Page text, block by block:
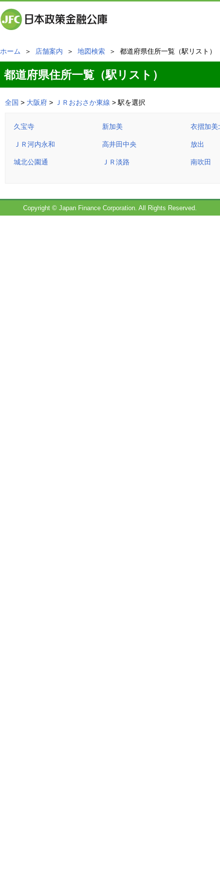
ホーム ＞ 店舗案内 ＞ 地図検索 ＞ 都道府県住所一覧（駅リスト）
都道府県住所一覧（駅リスト）
全国 > 大阪府 > ＪＲおおさか東線 > 駅を選択
久宝寺 新加美 衣摺加美
ＪＲ河内永和 高井田中央 放出
城北公園通 ＪＲ淡路 南吹田
Copyright © Japan Finance Corporation. All Rights Reserved.